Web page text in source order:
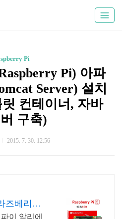
Pi
Pi) 아파
Server) 설치
컨테이너, 자바
구축)
2015. 7. 30. 12:56
즈베리파
이 알리에